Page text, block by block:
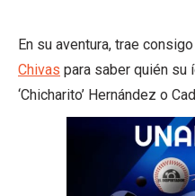
En su aventura, trae
Chivas para saber quién su
‘Chicharito’ Hernández o